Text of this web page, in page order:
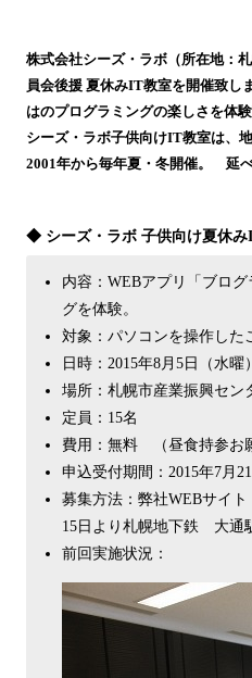
株式会社シーズ・ラボ（所在地：
員会後援 夏休みIT教室を開催致し
はのプログラミングの楽しさを体験
シーズ・ラボ子供向けIT教室は、
2001年から毎年夏・冬開催。 延
◆ シーズ・ラボ 子供向け夏休み
内容：WEBアプリ「ブロ
グを体験。
対象：パソコンを操作した
日時：2015年8月5日（水曜
場所：札幌市産業振興セン
定員：15名
費用：無料 （昼食持参お
申込受付期間：2015年7月
募集方法：弊社WEBサイト
15日より札幌地下鉄 大通
前回実施状況：